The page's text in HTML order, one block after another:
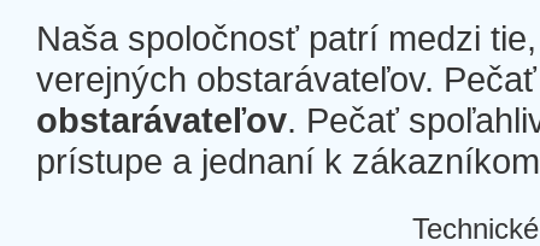
Naša spoločnosť patrí medzi
verejných obstarávateľov.
obstarávateľov. Pečať
prístupe a jednaní k